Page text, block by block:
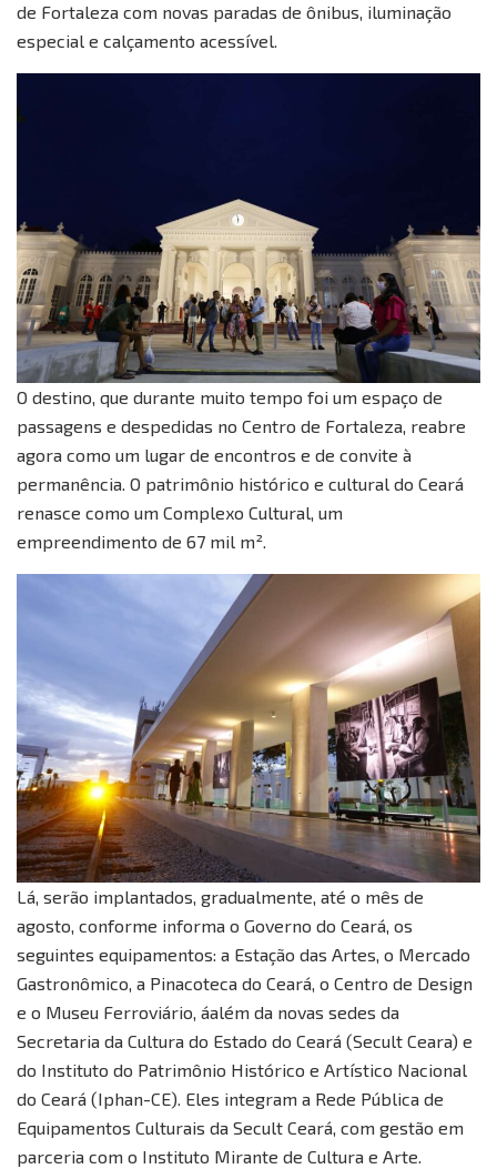
de Fortaleza com novas paradas de ônibus, iluminação
especial e calçamento acessível.
O destino, que durante muito tempo foi um espaço de
passagens e despedidas no Centro de Fortaleza, reabre
agora como um lugar de encontros e de convite à
permanência. O patrimônio histórico e cultural do Ceará
renasce como um Complexo Cultural, um
empreendimento de 67 mil m².
Lá, serão implantados, gradualmente, até o mês de
agosto, conforme informa o Governo do Ceará, os
seguintes equipamentos: a Estação das Artes, o Mercado
Gastronômico, a Pinacoteca do Ceará, o Centro de Design
e o Museu Ferroviário, áalém da novas sedes da
Secretaria da Cultura do Estado do Ceará (Secult Ceara) e
do Instituto do Patrimônio Histórico e Artístico Nacional
do Ceará (Iphan-CE). Eles integram a Rede Pública de
Equipamentos Culturais da Secult Ceará, com gestão em
parceria com o Instituto Mirante de Cultura e Arte.